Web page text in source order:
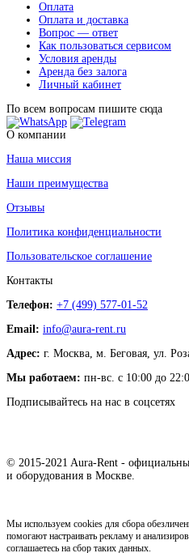
Оплата
Оплата и доставка
Вопрос — ответ
Как пользоваться сервисом
Условия аренды
Аренда без залога
Личный кабинет
По всем вопросам пишите сюда
О компании
Наша миссия
Наши преимущества
Отзывы
Политика конфиденциальности
Пользовательское соглашение
Контакты
Телефон: +7 (499) 577-01-52
Email: info@aura-rent.ru
Адрес: г. Москва, м. Беговая, ул.
Мы работаем: пн-вс. с 10:00 до
Подписывайтесь на нас в соцсетях
© 2015-2021 Aura-Rent -
и оборудования в Москве.
Мы используем cookies для сбора
помогают настраивать рекламу и
соглашаетесь на сбор таких данных.